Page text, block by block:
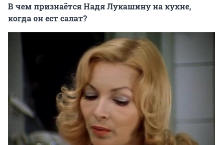
В чем признаётся Надя Лукашину на кухне,
когда он ест салат?